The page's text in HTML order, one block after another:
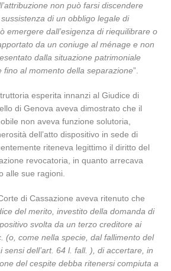
non può farsi discendere
di un obbligo legale di
emergere dall’esigenza di riequilibrare o
da un coniuge al ménage e non
dalla situazione patrimoniale
fino al momento della separazione”.
esperita innanzi al Giudice di
di Genova aveva dimostrato che il
non aveva funzione solutoria,
dell’atto dispositivo in sede di
riteneva legittimo il diritto del
revocatoria, in quanto arrecava
alle sue ragioni.
di Cassazione aveva ritenuto che
del merito, investito della domanda di
svolta da un terzo creditore ai
(o, come nella specie, dal fallimento del
sensi dell’art. 64 l. fall. ), di accertare, in
del cespite debba ritenersi compiuta a